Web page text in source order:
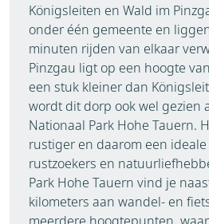
Königsleiten en Wald im
onder één gemeente en
minuten rijden van elkaar
Pinzgau ligt op een hoogte
een stuk kleiner dan
wordt dit dorp ook wel gezien
Nationaal Park Hohe Tauern.
rustiger en daarom een
rustzoekers en
Park Hohe Tauern vind je
kilometers aan wandel- en
meerdere hoogtepunten,